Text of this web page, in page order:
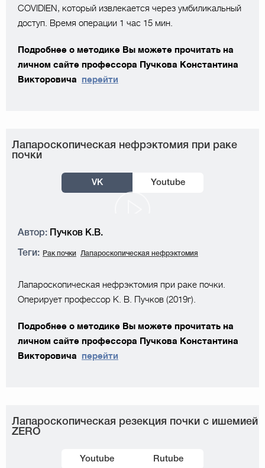
COVIDIEN, который извлекается через умбиликальный
доступ. Время операции 1 час 15 мин.
Подробнее о методике Вы можете прочитать на
личном сайте профессора Пучкова Константина
Викторовича перейти
Лапароскопическая нефрэктомия при раке
почки
VK Youtube
Автор: Пучков К.В.
Теги: Рак почки Лапароскопическая нефрэктомия
Лапароскопическая нефрэктомия при раке почки.
Оперирует профессор К. В. Пучков (2019г).
Подробнее о методике Вы можете прочитать на
личном сайте профессора Пучкова Константина
Викторовича перейти
Лапароскопическая резекция почки с ишемией
ZERO
Youtube Rutube